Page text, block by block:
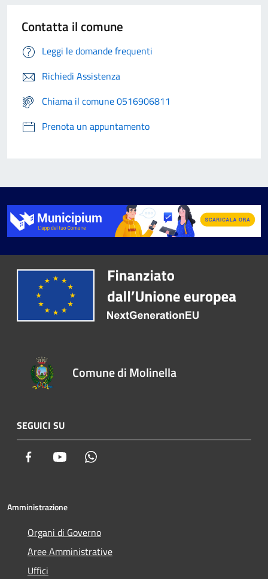
Contatta il comune
Leggi le domande frequenti
Richiedi Assistenza
Chiama il comune 0516906811
Prenota un appuntamento
Comune di Molinella
SEGUICI SU
Facebook Youtube
Amministrazione
Organi di Governo
Aree Amministrative
Uffici